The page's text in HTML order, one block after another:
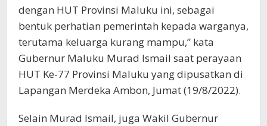
dengan HUT Provinsi Maluku ini, sebagai
bentuk perhatian pemerintah kepada warganya,
terutama keluarga kurang mampu,” kata
Gubernur Maluku Murad Ismail saat perayaan
HUT Ke-77 Provinsi Maluku yang dipusatkan di
Lapangan Merdeka Ambon, Jumat (19/8/2022).
Selain Murad Ismail, juga Wakil Gubernur